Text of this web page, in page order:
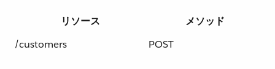
リソース
メソッド
/customers
POST